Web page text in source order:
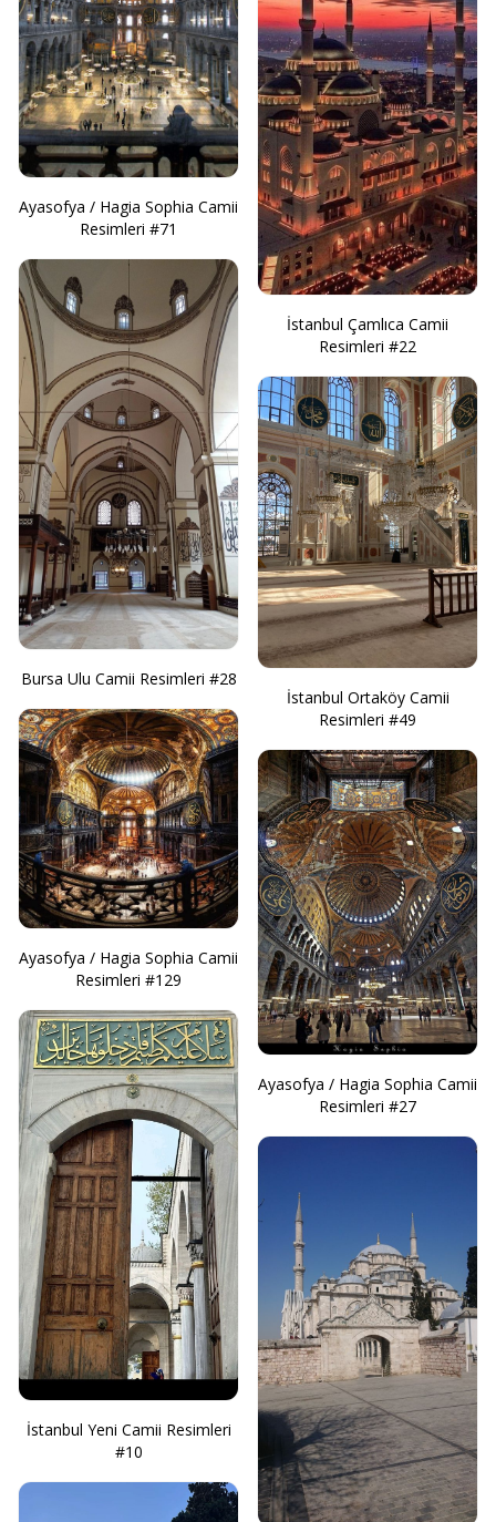
Ayasofya / Hagia Sophia Camii
Resimleri #71
Bursa Ulu Camii Resimleri #28
Ayasofya / Hagia Sophia Camii
Resimleri #129
İstanbul Yeni Camii Resimleri
#10
İstanbul Çamlıca Camii
Resimleri #22
İstanbul Ortaköy Camii
Resimleri #49
Ayasofya / Hagia Sophia Camii
Resimleri #27